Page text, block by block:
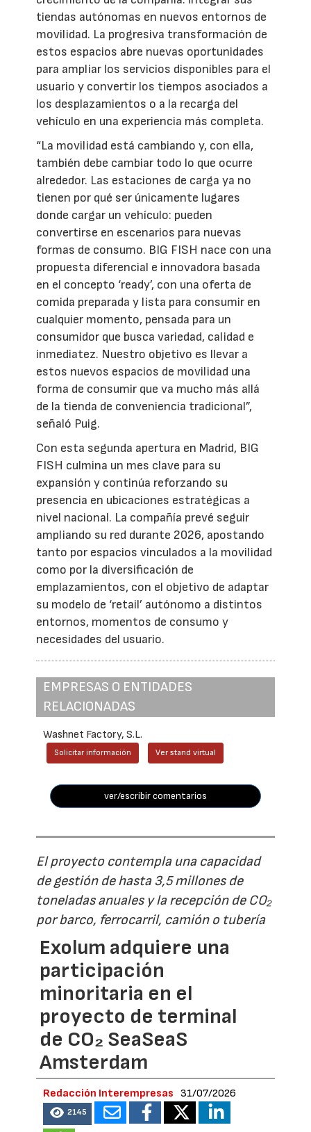
tiendas autónomas en nuevos entornos de
movilidad. La progresiva transformación de
estos espacios abre nuevas oportunidades
para ampliar los servicios disponibles para el
usuario y convertir los tiempos asociados a
los desplazamientos o a la recarga del
vehículo en una experiencia más completa.
“La movilidad está cambiando y, con ella,
también debe cambiar todo lo que ocurre
alrededor. Las estaciones de carga ya no
tienen por qué ser únicamente lugares
donde cargar un vehículo: pueden
convertirse en escenarios para nuevas
formas de consumo. BIG FISH nace con una
propuesta diferencial e innovadora basada
en el concepto ‘ready’, con una oferta de
comida preparada y lista para consumir en
cualquier momento, pensada para un
consumidor que busca variedad, calidad e
inmediatez. Nuestro objetivo es llevar a
estos nuevos espacios de movilidad una
forma de consumir que va mucho más allá
de la tienda de conveniencia tradicional”,
señaló Puig.
Con esta segunda apertura en Madrid, BIG
FISH culmina un mes clave para su
expansión y continúa reforzando su
presencia en ubicaciones estratégicas a
nivel nacional. La compañía prevé seguir
ampliando su red durante 2026, apostando
tanto por espacios vinculados a la movilidad
como por la diversificación de
emplazamientos, con el objetivo de adaptar
su modelo de ‘retail’ autónomo a distintos
entornos, momentos de consumo y
necesidades del usuario.
EMPRESAS O ENTIDADES
RELACIONADAS
Washnet Factory, S.L.
Solicitar información Ver stand virtual
ver/escribir comentarios
El proyecto contempla una capacidad
de gestión de hasta 3,5 millones de
toneladas anuales y la recepción de CO₂
por barco, ferrocarril, camión o tubería
Exolum adquiere una
participación
minoritaria en el
proyecto de terminal
de CO₂ SeaSeaS
Amsterdam
Redacción Interempresas 31/07/2026
2145